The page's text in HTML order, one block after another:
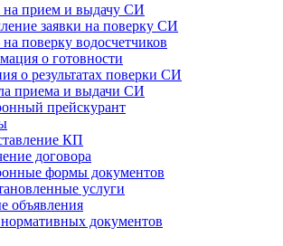
на прием и выдачу СИ
заявки на поверку СИ
на поверку водосчетчиков
о готовности
о результатах поверки СИ
приема и выдачи СИ
прейскурант
КП
договора
формы документов
услуги
объявления
документов